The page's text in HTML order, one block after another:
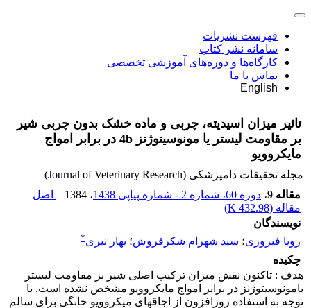
فهرست نشریات
سامانه نشر کتاب
کارگاه‌ها و دوره‌های آموزشی تخصصی
تماس با ما
English
تاثیر میزان اسیدیته، چربی و ماده خشک بدون چربی شیر
بر مقاومت لیستر یا مونوسیتوژنز 4b در برابر امواج
مایکروویو
مجله تحقیقات دامپزشکی (Journal of Veterinary Research)
مقاله 9
، دوره 60، شماره 2 - شماره پیاپی 1438 ، 1384
اصل
مقاله (432.98 K
)
نویسندگان
رویا فیروزی؛ سید شهرام شکرفروش؛ بهار نیری*
چکیده
هدف : تاکنون نقش میزان ترکیب اصلی شیر بر مقاومت لیستر
یامونوسیتوژنز در برابر امواج مایکروویو مشخص نشده است. با
توجه به استفاده روزافزون از اجاقهای میکروویو خانگی برای سالم